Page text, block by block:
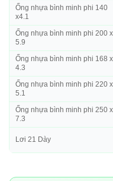
Ống nhựa bình minh phi 140
x4.1
Ống nhựa bình minh phi 200 x
5.9
Ống nhựa bình minh phi 168 x
4.3
Ống nhựa bình minh phi 220 x
5.1
Ống nhựa bình minh phi 250 x
7.3
Lơi 21 Dày